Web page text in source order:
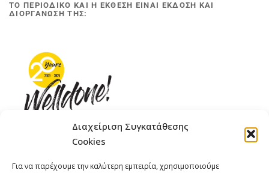
Διαχείριση Συγκατάθεσης
Cookies
Για να παρέχουμε την καλύτερη εμπειρία, χρησιμοποιούμε
ΤΟ ΠΕΡΙΟΔΙΚΟ ΚΑΙ Η ΕΚΘΕΣΗ ΕΙΝΑΙ ΕΚΔΟΣΗ ΚΑΙ
ΔΙΟΡΓΑΝΩΣΗ ΤΗΣ: